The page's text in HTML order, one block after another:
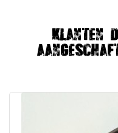
Klanten